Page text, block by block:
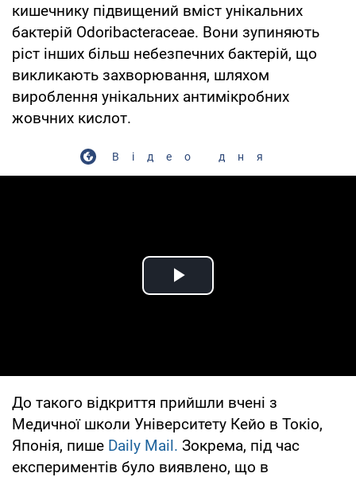
кишечнику підвищений вміст унікальних
бактерій Odoribacteraceae. Вони зупиняють
ріст інших більш небезпечних бактерій, що
викликають захворювання, шляхом
вироблення унікальних антимікробних
жовчних кислот.
Відео дня
Play Video
До такого відкриття прийшли вчені з
Медичної школи Університету Кейо в Токіо,
Японія, пише Daily Mail. Зокрема, під час
експериментів було виявлено, що в